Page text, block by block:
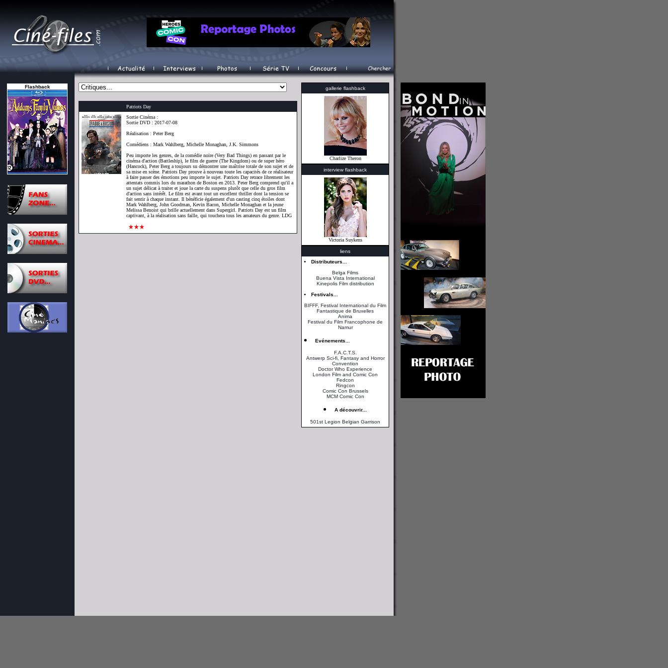
Flashback
Patriots Day
Sortie Cinéma :
Sortie DVD : 2017-07-08
Réalisation : Peter Berg
Comédiens : Mark Wahlberg, Michelle Monaghan, J.K. Simmons
Peu importe les genres, de la comédie noire (Very Bad Things) en passant par le
cinéma d'action (Battleship), le film de guerre (The Kingdom) ou de super héro
(Hancock), Peter Berg a toujours su démontrer une maîtrise totale de son sujet et de
sa mise en scène. Patriots Day prouve à nouveau toute les capacités de ce réalisateur
à faire passer des émotions peu importe le sujet. Patriots Day retrace librement les
attentats commis lors du marathon de Boston en 2013. Peter Berg comprend qu'il a
un sujet délicat à traiter et joue la carte du suspens plutôt que celle du gros film
d'action sans intérêt. Le film est avant tout un excellent thriller dont la tension se
fait sentir à chaque instant. Il bénéficie également d'un casting cinq étoiles dont
Mark Wahlberg, John Goodman, Kevin Bacon, Michelle Monaghan et la jeune
Melissa Benoist qui brille actuellement dans Supergirl. Patriots Day est un film
captivant, à la réalisation sans faille, qui touchera tous les amateurs du genre. LDG
gallerie flashback
Charlize Theron
interview flashback
Victoria Suykens
liens
Distributeurs...
Belga Films
Buena Vista International
Kinepolis Film distribution
Festivals...
BIFFF, Festival International du Film
Fantastique de Bruxelles
Anima
Festival du Film Francophone de
Namur
Evénements...
F.A.C.T.S.
Antwerp Sci-fi, Fantasy and Horror
Convention
Doctor Who Experience
London Film and Comic Con
Fedcon
Ringcon
Comic Con Brussels
MCM Comic Con
A découvrir...
501st Legion Belgian Garrison